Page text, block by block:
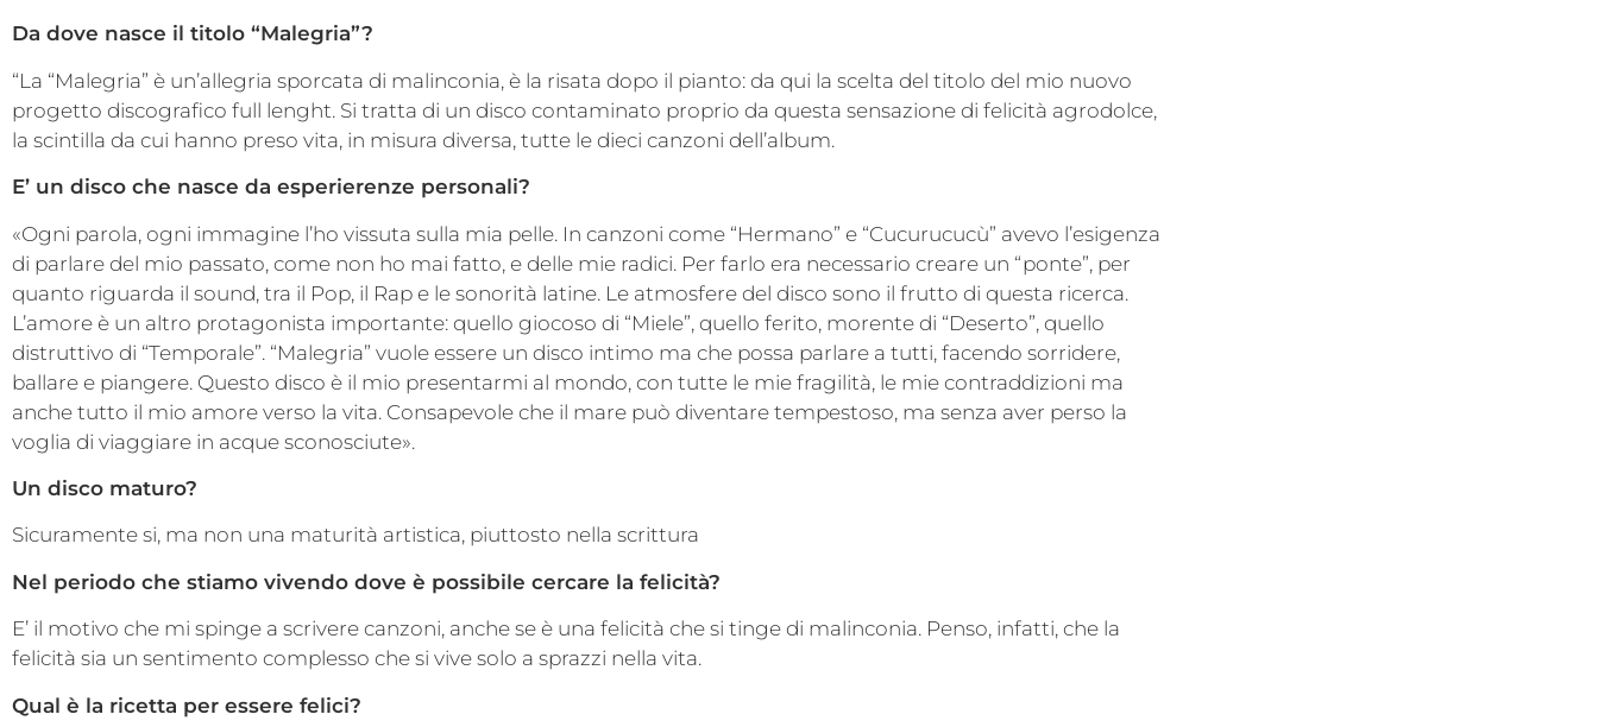
Da dove nasce il titolo “Malegria”?
“La “Malegria” è un’allegria sporcata di malinconia, è la risata dopo il pianto: da qui la scelta del titolo del mio nuovo
progetto discografico full lenght. Si tratta di un disco contaminato proprio da questa sensazione di felicità agrodolce,
la scintilla da cui hanno preso vita, in misura diversa, tutte le dieci canzoni dell’album.
E’ un disco che nasce da esperierenze personali?
«Ogni parola, ogni immagine l’ho vissuta sulla mia pelle. In canzoni come “Hermano” e “Cucurucucù” avevo l’esigenza
di parlare del mio passato, come non ho mai fatto, e delle mie radici. Per farlo era necessario creare un “ponte”, per
quanto riguarda il sound, tra il Pop, il Rap e le sonorità latine. Le atmosfere del disco sono il frutto di questa ricerca.
L’amore è un altro protagonista importante: quello giocoso di “Miele”, quello ferito, morente di “Deserto”, quello
distruttivo di “Temporale”. “Malegria” vuole essere un disco intimo ma che possa parlare a tutti, facendo sorridere,
ballare e piangere. Questo disco è il mio presentarmi al mondo, con tutte le mie fragilità, le mie contraddizioni ma
anche tutto il mio amore verso la vita. Consapevole che il mare può diventare tempestoso, ma senza aver perso la
voglia di viaggiare in acque sconosciute».
Un disco maturo?
Sicuramente si, ma non una maturità artistica, piuttosto nella scrittura
Nel periodo che stiamo vivendo dove è possibile cercare la felicità?
E’ il motivo che mi spinge a scrivere canzoni, anche se è una felicità che si tinge di malinconia. Penso, infatti, che la
felicità sia un sentimento complesso che si vive solo a sprazzi nella vita.
Qual è la ricetta per essere felici?